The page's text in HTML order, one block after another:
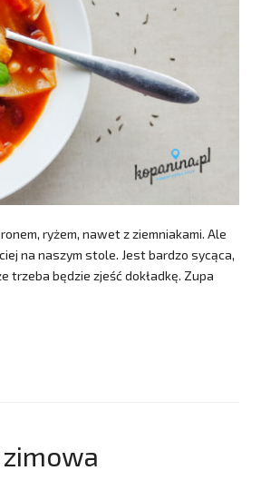
ryżem, nawet z ziemniakami. Ale
na naszym stole. Jest bardzo sycąca,
trzeba będzie zjeść dokładkę. Zupa